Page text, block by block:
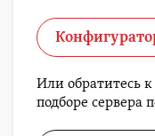
Или обратитесь
подборе сервера